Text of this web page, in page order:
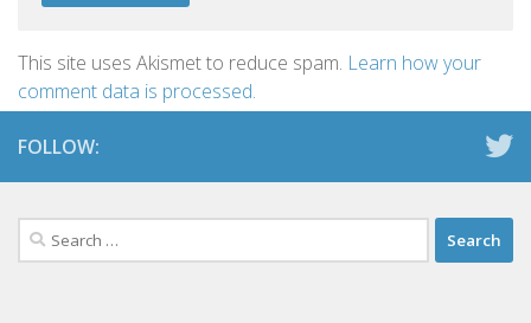
This site uses Akismet to reduce spam. Learn how your
comment data is processed.
FOLLOW:
Search
for: